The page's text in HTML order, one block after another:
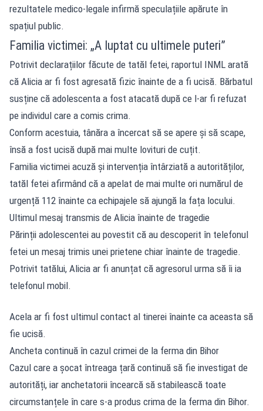
rezultatele medico-legale infirmă speculațiile apărute în
spațiul public.
Familia victimei: „A luptat cu ultimele puteri”
Potrivit declarațiilor făcute de tatăl fetei, raportul INML arată
că Alicia ar fi fost agresată fizic înainte de a fi ucisă. Bărbatul
susține că adolescenta a fost atacată după ce l-ar fi refuzat
pe individul care a comis crima.
Conform acestuia, tânăra a încercat să se apere și să scape,
însă a fost ucisă după mai multe lovituri de cuțit.
Familia victimei acuză și intervenția întârziată a autorităților,
tatăl fetei afirmând că a apelat de mai multe ori numărul de
urgență 112 înainte ca echipajele să ajungă la fața locului.
Ultimul mesaj transmis de Alicia înainte de tragedie
Părinții adolescentei au povestit că au descoperit în telefonul
fetei un mesaj trimis unei prietene chiar înainte de tragedie.
Potrivit tatălui, Alicia ar fi anunțat că agresorul urma să îi ia
telefonul mobil.
Acela ar fi fost ultimul contact al tinerei înainte ca aceasta să
fie ucisă.
Ancheta continuă în cazul crimei de la ferma din Bihor
Cazul care a șocat întreaga țară continuă să fie investigat de
autorități, iar anchetatorii încearcă să stabilească toate
circumstanțele în care s-a produs crima de la ferma din Bihor.